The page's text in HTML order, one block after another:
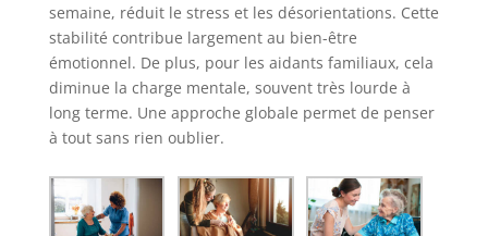
semaine, réduit le stress et les désorientations. Cette
stabilité contribue largement au bien-être
émotionnel. De plus, pour les aidants familiaux, cela
diminue la charge mentale, souvent très lourde à
long terme. Une approche globale permet de penser
à tout sans rien oublier.